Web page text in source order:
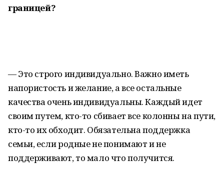
границей?
— Это строго индивидуально. Важно иметь
напористость и желание, а все остальные
качества очень индивидуальны. Каждый идет
своим путем, кто-то сбивает все колонны на пути,
кто-то их обходит. Обязательна поддержка
семьи, если родные не понимают и не
поддерживают, то мало что получится.